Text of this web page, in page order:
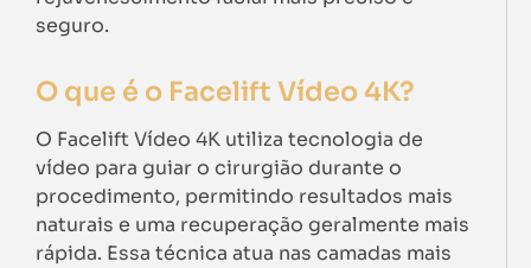
seguro.
O que é o Facelift Vídeo 4K?
O Facelift Vídeo 4K utiliza tecnologia de
vídeo para guiar o cirurgião durante o
procedimento, permitindo resultados mais
naturais e uma recuperação geralmente mais
rápida. Essa técnica atua nas camadas mais